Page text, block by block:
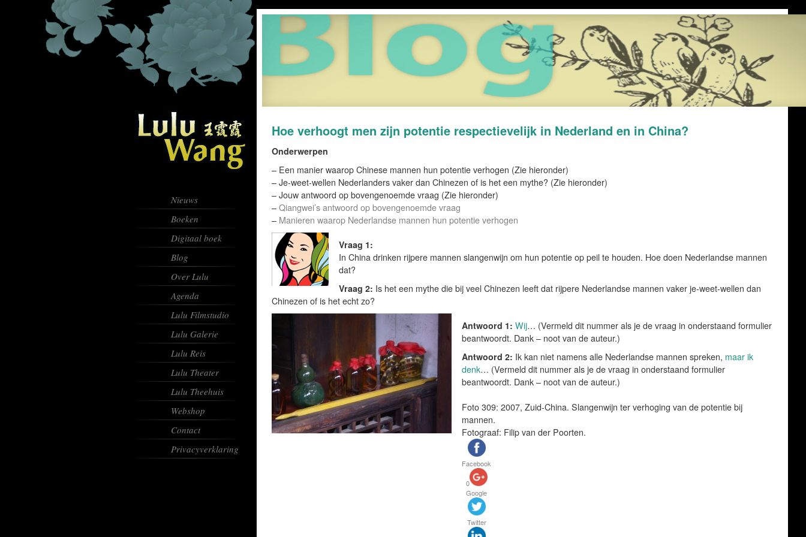
Nieuws
Boeken
Digitaal boek
Blog
Over Lulu
Agenda
Lulu Filmstudio
Lulu Galerie
Lulu Reis
Lulu Theater
Lulu Theehuis
Webshop
Contact
Privacyverklaring
Hoe verhoogt men zijn potentie respectievelijk in Nederland en in China?
Onderwerpen
– Een manier waarop Chinese mannen hun potentie verhogen (Zie hieronder)
– Je-weet-wellen Nederlanders vaker dan Chinezen of is het een mythe? (Zie hieronder)
– Jouw antwoord op bovengenoemde vraag (Zie hieronder)
– Qiangwei’s antwoord op bovengenoemde vraag
– Manieren waarop Nederlandse mannen hun potentie verhogen
Vraag 1:
In China drinken rijpere mannen slangenwijn om hun potentie op peil te houden. Hoe doen Nederlandse mannen
dat?
Vraag 2: Is het een mythe die bij veel Chinezen leeft dat rijpere Nederlandse mannen vaker je-weet-wellen dan
Chinezen of is het echt zo?
Antwoord 1: Wij… (Vermeld dit nummer als je de vraag in onderstaand formulier
beantwoordt. Dank – noot van de auteur.)
Antwoord 2: Ik kan niet namens alle Nederlandse mannen spreken, maar ik
denk… (Vermeld dit nummer als je de vraag in onderstaand formulier
beantwoordt. Dank – noot van de auteur.)
Foto 309: 2007, Zuid-China. Slangenwijn ter verhoging van de potentie bij
mannen.
Fotograaf: Filip van der Poorten.
Facebook
0
Google
Twitter